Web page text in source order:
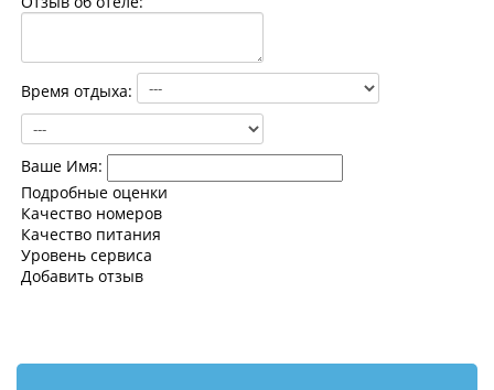
Время отдыха:
Ваше Имя:
Подробные оценки
Качество номеров
Качество питания
Уровень сервиса
Добавить отзыв